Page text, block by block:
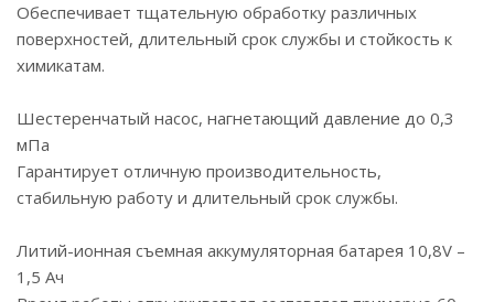
Обеспечивает тщательную обработку различных
поверхностей, длительный срок службы и стойкость к
химикатам.
Шестеренчатый насос, нагнетающий давление до 0,3
мПа
Гарантирует отличную производительность,
стабильную работу и длительный срок службы.
Литий-ионная съемная аккумуляторная батарея 10,8V –
1,5 Ач